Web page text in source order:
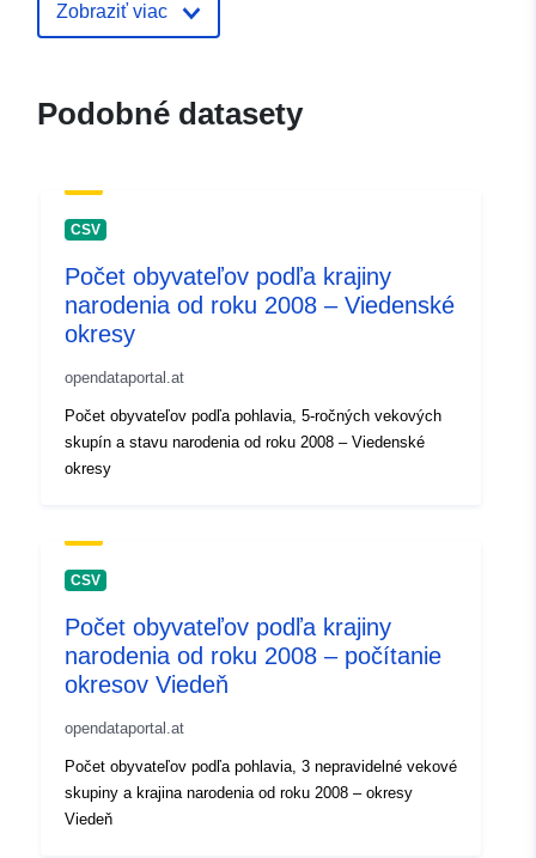
uriRef:
2002f
Zobraziť viac
Podobné datasety
CSV
Počet obyvateľov podľa krajiny
narodenia od roku 2008 – Viedenské
okresy
opendataportal.at
Počet obyvateľov podľa pohlavia, 5-ročných vekových
skupín a stavu narodenia od roku 2008 – Viedenské
okresy
CSV
Počet obyvateľov podľa krajiny
narodenia od roku 2008 – počítanie
okresov Viedeň
opendataportal.at
Počet obyvateľov podľa pohlavia, 3 nepravidelné vekové
skupiny a krajina narodenia od roku 2008 – okresy
Viedeň